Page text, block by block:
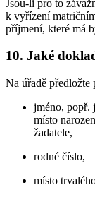
Jsou-li pro to
k vyřízení
příjmení, které má
10. Jaké
Na úřadě předložte
jméno, popř.
místo
žadatele,
rodné číslo,
místo